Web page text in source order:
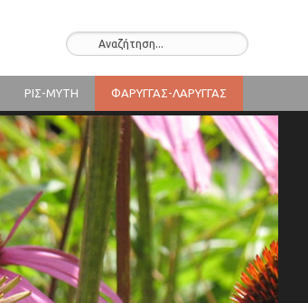
ΡΙΣ-ΜΥΤΗ ΦΑΡΥΓΓΑΣ-ΛΑΡΥΓΓΑΣ